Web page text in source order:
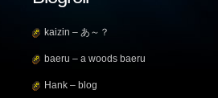
kaizin – あ～？
baeru – a woods baeru
Hank – blog